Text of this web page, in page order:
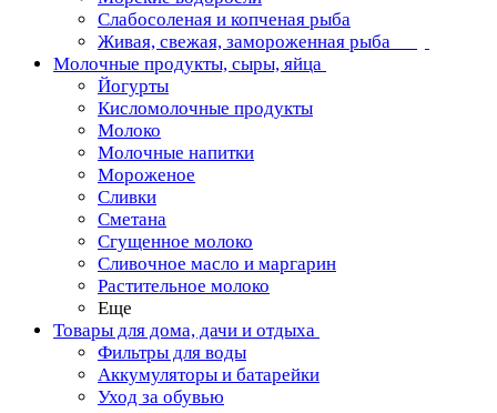
Слабосоленая и копченая рыба
Живая, свежая, замороженная рыба
Молочные продукты, сыры, яйца
Йогурты
Кисломолочные продукты
Молоко
Молочные напитки
Мороженое
Сливки
Сметана
Сгущенное молоко
Сливочное масло и маргарин
Растительное молоко
Еще
Товары для дома, дачи и отдыха
Фильтры для воды
Аккумуляторы и батарейки
Уход за обувью